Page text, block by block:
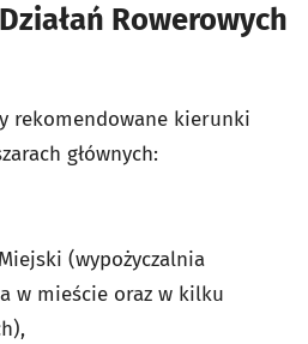
Rowerowych
rekomendowane kierunki
głównych:
(wypożyczalnia
w mieście oraz w kilku